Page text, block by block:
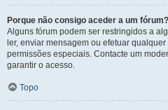
Porque não consigo aceder a um fórum?
Alguns fórum podem ser restringidos a
ler, enviar mensagem ou efetuar
permissões especiais. Contacte um
garantir o acesso.
Topo